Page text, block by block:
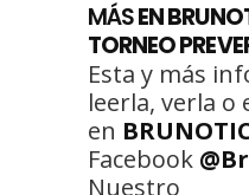
MÁSEN
TORNEO
Esta y más
leerla, verla o
en
Facebook
Nuestro